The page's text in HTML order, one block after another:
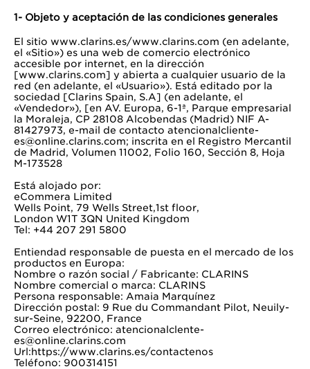
1- Objeto y aceptación de las condiciones generales
El sitio www.clarins.es/www.clarins.com (en adelante,
el «Sitio») es una web de comercio electrónico
accesible por internet, en la dirección
[www.clarins.com] y abierta a cualquier usuario de la
red (en adelante, el «Usuario»). Está editado por la
sociedad [Clarins Spain, S.A] (en adelante, el
«Vendedor»), [en AV. Europa, 6-1ª, Parque empresarial
la Moraleja, CP 28108 Alcobendas (Madrid) NIF A-
81427973, e-mail de contacto atencionalcliente-
es@online.clarins.com; inscrita en el Registro Mercantil
de Madrid, Volumen 11002, Folio 160, Sección 8, Hoja
M-173528
Está alojado por:
eCommera Limited
Wells Point, 79 Wells Street,1st floor,
London W1T 3QN United Kingdom
Tel: +44 207 291 5800
Entiendad responsable de puesta en el mercado de los
productos en Europa:
Nombre o razón social / Fabricante: CLARINS
Nombre comercial o marca: CLARINS
Persona responsable: Amaia Marquínez
Dirección postal: 9 Rue du Commandant Pilot, Neuily-
sur-Seine, 92200, France
Correo electrónico: atencionalclente-
es@online.clarins.com
Url:https://www.clarins.es/contactenos
Teléfono: 900314151